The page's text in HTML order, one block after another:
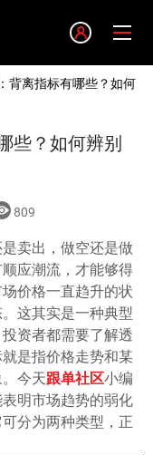
背离指标有哪些？如何
些？如何辨别
809
卖出，做空还是做
应潮流，才能够得
价格一直趋升的状
这其实是一种典型
资者都需要了解透
是指价格走势和某
今天跟单社区小编
明市场趋势的弱化
分为两种类型，正